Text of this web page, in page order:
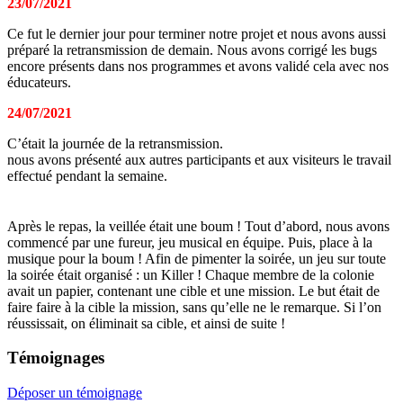
Ce fut le dernier jour pour terminer notre projet et nous avons aussi
préparé la retransmission de demain. Nous avons corrigé les bugs
encore présents dans nos programmes et avons validé cela avec nos
éducateurs.
24/07/2021
C’était la journée de la retransmission.
nous avons présenté aux autres participants et aux visiteurs le travail
effectué pendant la semaine.
Après le repas, la veillée était une boum ! Tout d’abord, nous avons
commencé par une fureur, jeu musical en équipe. Puis, place à la
musique pour la boum ! Afin de pimenter la soirée, un jeu sur toute
la soirée était organisé : un Killer ! Chaque membre de la colonie
avait un papier, contenant une cible et une mission. Le but était de
faire faire à la cible la mission, sans qu’elle ne le remarque. Si l’on
réussissait, on éliminait sa cible, et ainsi de suite !
Témoignages
Déposer un témoignage